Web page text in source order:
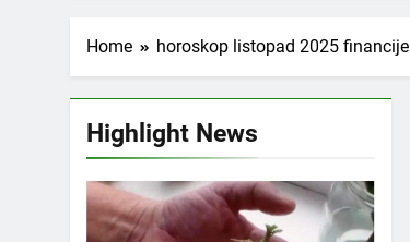
Home horoskop listopad 2025 financije
Highlight News